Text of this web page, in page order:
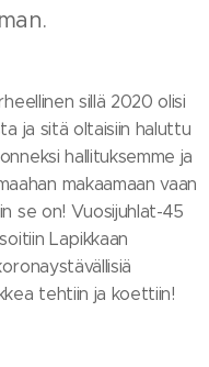
sillä 2020 olisi
ja sitä oltaisiin haluttu
hallituksemme ja
makaamaan vaan
se on! Vuosijuhlat-45
Lapikkaan
tehtiin ja koettiin!